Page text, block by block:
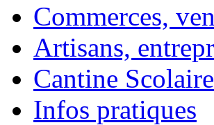
Commerces,
Artisans,
Cantine Scolaire
Infos pratiques